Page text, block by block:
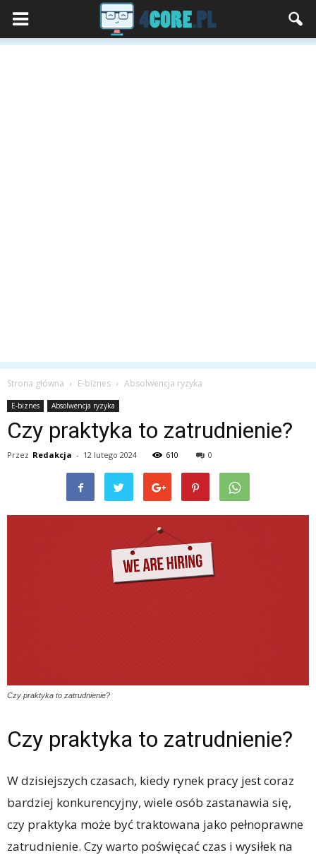
Strona główna E-biznes Absolwencja ryzyka
E-biznes Absolwencja ryzyka
Czy praktyka to zatrudnienie?
Przez Redakcja - 12 lutego 2024 610 0
Czy praktyka to zatrudnienie?
Czy praktyka to zatrudnienie?
W dzisiejszych czasach, kiedy rynek pracy jest coraz
bardziej konkurencyjny, wiele osób zastanawia się,
czy praktyka może być traktowana jako pełnoprawne
zatrudnienie. Czy warto poświęcać czas i wysiłek na